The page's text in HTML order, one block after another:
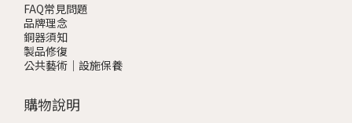
FAQ常見問題
品牌理念
銅器須知
製品修復
公共藝術｜設施保養
購物說明